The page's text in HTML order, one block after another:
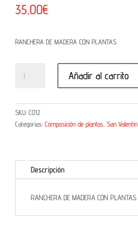
35,00€
RANCHERA DE MADERA CON PLANTAS
Añadir al carrito
SKU: CO12
Categorías: Composición de plantas San Valentín
Descripción
RANCHERA DE MADERA CON PLANTAS